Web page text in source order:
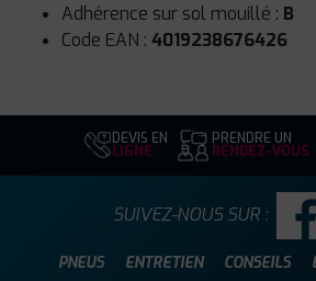
Adhérence sur sol mouillé : B
Code EAN : 4019238676426
DEVIS EN
LIGNE
PRENDRE UN
RENDEZ-VOUS
PNEUS ENTRETIEN CONSEILS
SUIVEZ-NOUS SUR :